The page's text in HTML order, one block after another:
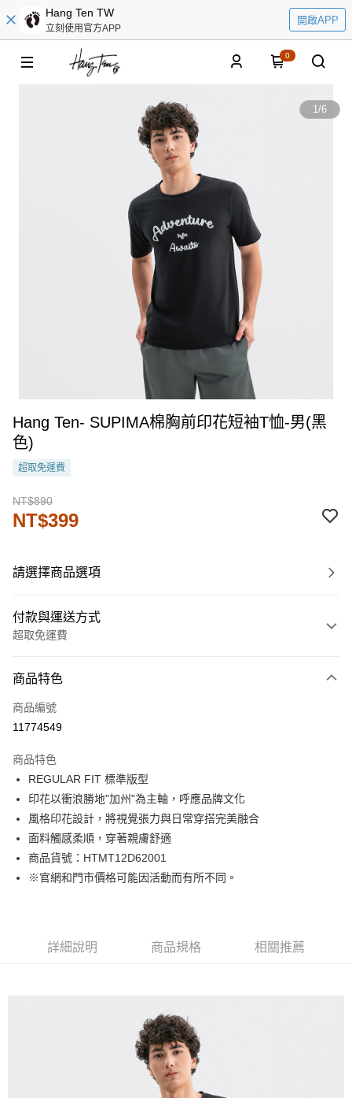
Hang Ten TW
立刻使用官方APP
開啟APP
0
1/6
Hang Ten- SUPIMA棉胸前印花短袖T恤-男(黑
色)
超取免運費
NT$890
NT$399
請選擇商品選項
付款與運送方式
超取免運費
信用卡一次付款
LINE Pay
街口支付
悠遊付
Google Pay
貨到付款
商品特色
商品編號
11774549
商品特色
REGULAR FIT 標準版型
印花以衝浪勝地"加州"為主軸，呼應品牌文化
風格印花設計，將視覺張力與日常穿搭完美融合
面料觸感柔順，穿著親膚舒適
商品貨號：HTMT12D62001
※官網和門市價格可能因活動而有所不同。
詳細說明 商品規格 相關推薦